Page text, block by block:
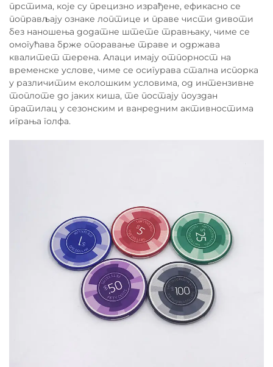
прстима, које су прецизно израђене, ефикасно се
поправљају ознаке лоптице и праве чисти дивоти
без наношења додатне штете травњаку, чиме се
омогућава брже опоравање траве и одржава
квалитет терена. Алаци имају отпорност на
временске услове, чиме се осигурава стална испорка
у различитим еколошким условима, од интензивне
топлоте до јаких киша, те постају поуздан
пратилац у сезонским и ванредним активностима
играња голфа.